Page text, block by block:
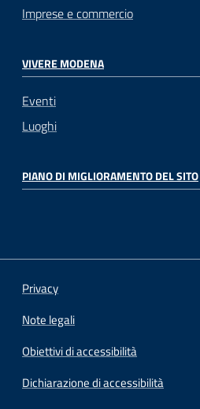
Imprese e commercio
VIVERE MODENA
Eventi
Luoghi
PIANO DI MIGLIORAMENTO DEL SITO
Privacy
Note legali
Obiettivi di accessibilità
Dichiarazione di accessibilità